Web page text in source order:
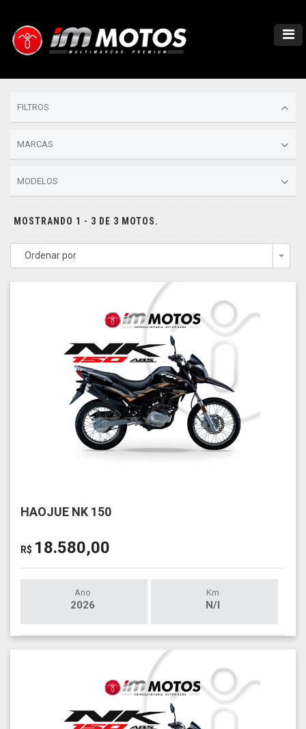
FILTROS
MARCAS
MODELOS
MOSTRANDO 1 - 3 DE 3 MOTOS.
Ordenar por
HAOJUE NK 150
R$ 18.580,00
Ano
2026
Km
N/I